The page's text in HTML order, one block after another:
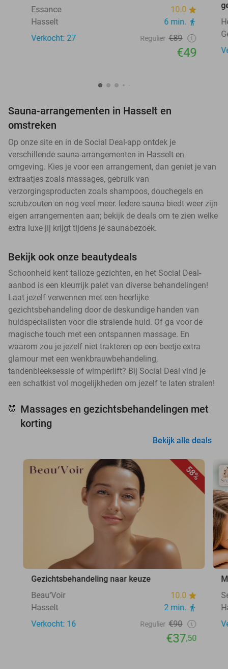
Essance
10.0
Hasselt
6 min.
Verkocht: 27
Regulier €89
€49
Sauna-arrangementen in Hasselt en
omstreken
Op onze site en in de Social Deal-app ontdek je
verschillende sauna-arrangementen in Hasselt en
omgeving. Kies je voor een arrangement, dan geniet je van
extraatjes zoals massages, gebruik van
verzorgingsproducten zoals shampoos, douchegels en
scrubzouten en nog veel meer. Iedere sauna biedt weer zijn
eigen arrangementen aan; bekijk de deals om te zien welke
extra luxe jij krijgt tijdens je saunabezoek.
Bekijk ook onze beautydeals
Schoonheid kent talloze gezichten, en het Social Deal-
aanbod is een kleurrijk palet van diverse behandelingen!
Laat jezelf verwennen met een heerlijke
gezichtsbehandeling door de deskundige handen van
huidspecialisten voor die stralende huid. Of ga voor de
magische touch met een ontspannen massage. En
waarom zou je jezelf niet trakteren op een beetje extra
glamour met een wenkbrauwbehandeling,
tandenbleeksessie of wimperlift? Bij Social Deal vind je
een schatkist vol mogelijkheden om jezelf te laten stralen!
💆 Massages en gezichtsbehandelingen met
korting
Bekijk alle deals
58%
Gezichtsbehandeling naar keuze
Beau‘Voir
10.0
Hasselt
2 min.
Verkocht: 16
Regulier €90
€37,50